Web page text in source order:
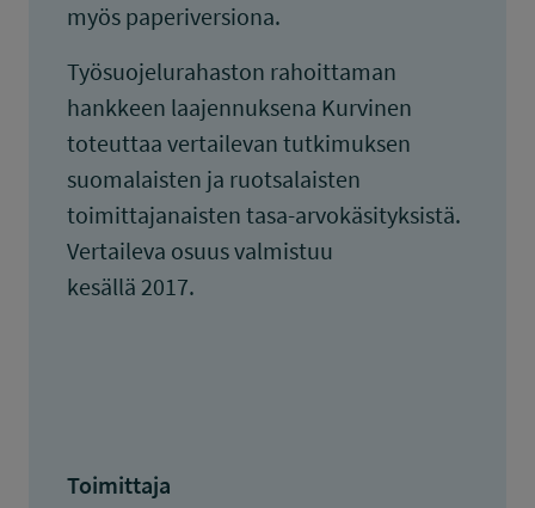
myös paperiversiona.
Työsuojelurahaston rahoittaman
hankkeen laajennuksena Kurvinen
toteuttaa vertailevan tutkimuksen
suomalaisten ja ruotsalaisten
toimittajanaisten tasa-arvokäsityksistä.
Vertaileva osuus valmistuu
kesällä 2017.
Toimittaja